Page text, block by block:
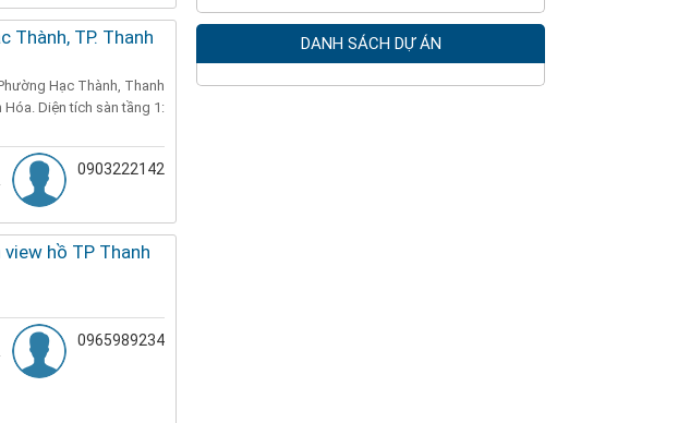
Thành, TP. Thanh
Hạc Thành, Thanh
Diện tích sàn tầng 1:
0903222142
hồ TP Thanh
0965989234
DANH SÁCH DỰ ÁN